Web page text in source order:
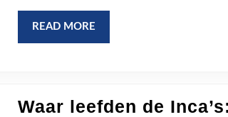
READ MORE
MORE
Waar leefden de Inca’s: